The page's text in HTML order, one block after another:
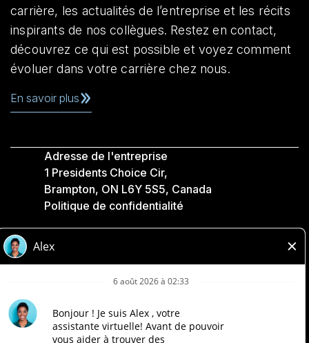
carrière, les actualités de l’entreprise et les récits
inspirants de nos collègues. Restez en contact,
découvrez ce qui est possible et voyez comment
évoluer dans votre carrière chez nous.
En savoir plus
Adresse de l'entreprise
1 Presidents Choice Cir,
Brampton, ON L6Y 5S5, Canada
Politique de confidentialité
Accessibilité
Compagnies Loblaw